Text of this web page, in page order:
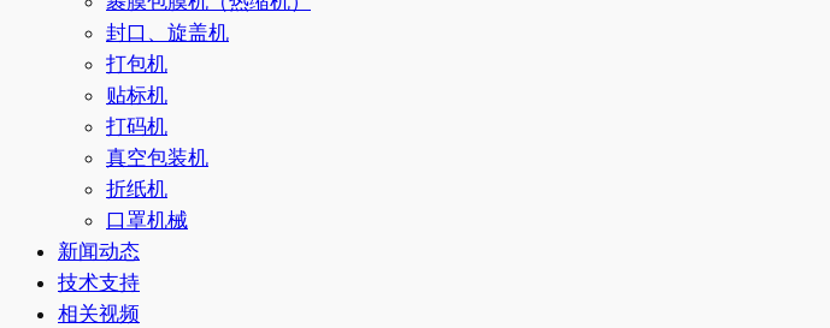
封口、旋盖机
打包机
贴标机
打码机
真空包装机
折纸机
口罩机械
新闻动态
技术支持
相关视频